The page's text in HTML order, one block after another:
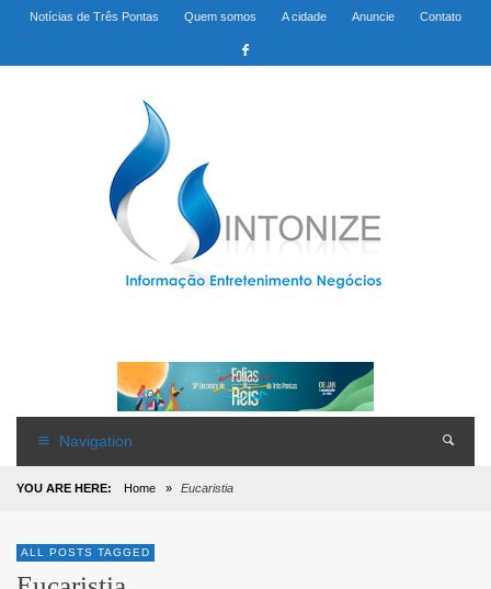
Notícias de Três Pontas Quem somos A cidade Anuncie Contato
Navigation
YOU ARE HERE: Home » Eucaristia
ALL POSTS TAGGED